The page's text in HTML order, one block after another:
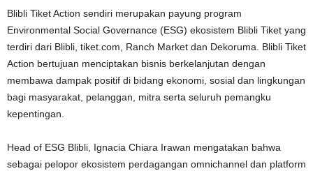
Blibli Tiket Action sendiri merupakan payung program
Environmental Social Governance (ESG) ekosistem Blibli Tiket yang
terdiri dari Blibli, tiket.com, Ranch Market dan Dekoruma. Blibli Tiket
Action bertujuan menciptakan bisnis berkelanjutan dengan
membawa dampak positif di bidang ekonomi, sosial dan lingkungan
bagi masyarakat, pelanggan, mitra serta seluruh pemangku
kepentingan.
Head of ESG Blibli, Ignacia Chiara Irawan mengatakan bahwa
sebagai pelopor ekosistem perdagangan omnichannel dan platform